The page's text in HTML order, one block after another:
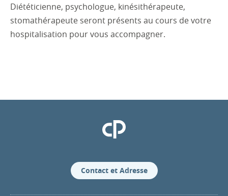
Diététicienne, psychologue, kinésithérapeute,
stomathérapeute seront présents au cours de votre
hospitalisation pour vous accompagner.
Clinique Pasteur
Contact et Adresse